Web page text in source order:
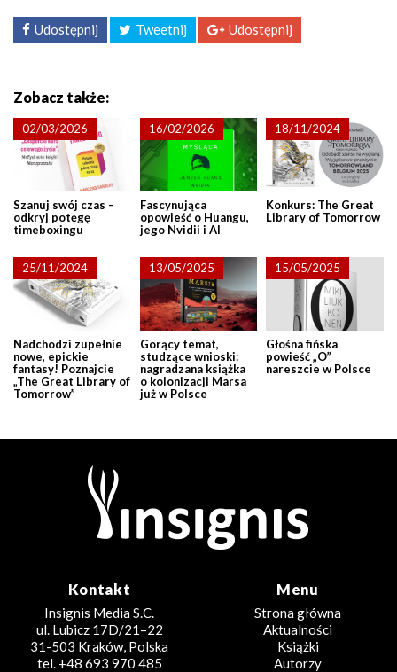
Udostępnij Tweetnij Udostępnij
Zobacz także:
02/03/2026
Szanuj swój czas –
odkryj potęgę
timeboxingu
16/02/2026
Fascynująca
opowieść o Huangu,
jego Nvidii i AI
18/11/2024
Konkurs: The Great
Library of Tomorrow
25/11/2024
Nadchodzi zupełnie
nowe, epickie
fantasy! Poznajcie
„The Great Library of
Tomorrow”
13/05/2025
Gorący temat,
studzące wnioski:
nagradzana książka
o kolonizacji Marsa
już w Polsce
15/05/2025
Głośna fińska
powieść „O”
nareszcie w Polsce
Kontakt
Insignis Media S.C.
ul. Lubicz 17D/21–22
31-503 Kraków, Polska
tel. +48 693 970 485
Menu
Strona główna
Aktualności
Książki
Autorzy